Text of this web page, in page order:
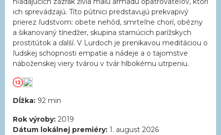
ich sprevádzajú. Títo pútnici predstavujú prekvapivý
prierez ľudstvom: obete nehôd, smrteľne chorí, obézny
a šikanovaný tínedžer, skupina starnúcich parížskych
prostitútok a ďalší. V Lurdoch je prenikavou meditáciou o
ľudskej schopnosti empatie a nádeje a o tajomstve
náboženskej viery tvárou v tvár hlbokému utrpeniu.
Dĺžka: 92 min
Rok výroby: 2019
Dátum lokálnej premiéry: 1. august 2026